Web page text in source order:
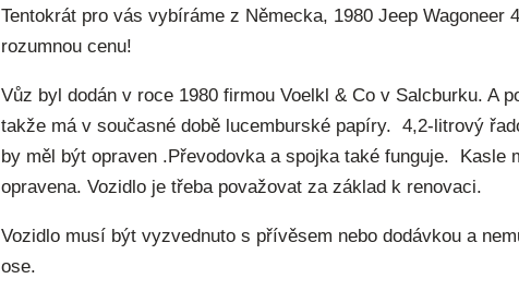
Tentokrát pro vás vybíráme z Německa, 1980 Jeep Wagoneer
rozumnou cenu!
Vůz byl dodán v roce 1980 firmou Voelkl & Co v Salcburku. A
takže má v současné době lucemburské papíry. 4,2-litrový
by měl být opraven .Převodovka a spojka také funguje. Kasle
opravena. Vozidlo je třeba považovat za základ k renovaci.
Vozidlo musí být vyzvednuto s přívěsem nebo dodávkou a
ose.